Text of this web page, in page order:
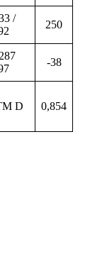
/
250
-38
D
0,854